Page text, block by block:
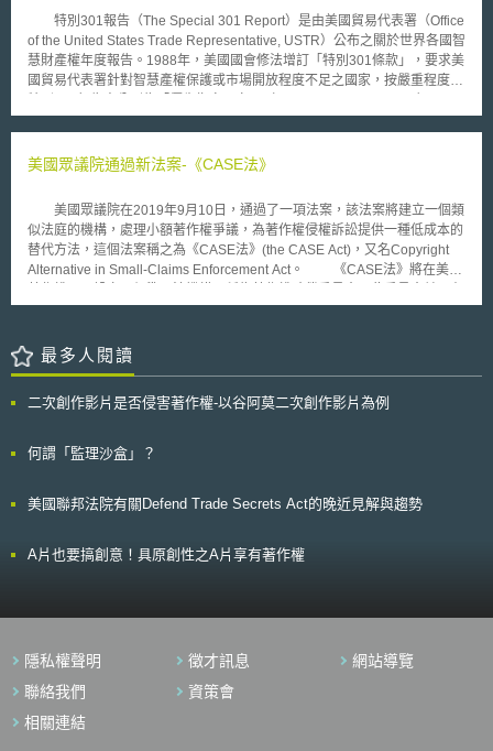
型共同研究；5.各大學之專精領域及其實例；6.資金、資產及智慧財產相關
連的持有使用狀況；7.大學發起的創投事業數及其支援體制；8.混合僱用制
度的狀況。
特別301報告（The Special 301 Report）是由美國貿易代表署（Office
of the United States Trade Representative, USTR）公布之關於世界各國智
慧財產權年度報告。1988年，美國國會修法增訂「特別301條款」，要求美
國貿易代表署針對智慧產權保護或市場開放程度不足之國家，按嚴重程度於
「優先觀察名單」（Priority Watch List）和「一般觀察名單」（Watch
各國是否有效保護智慧財產權進行審查，並提出特別301報告。報告羅列範
及仿冒商標之商品情形； 世界各國貿易壁壘（market access barriers），
例如貿易市場不透明、歧視性、或其他限制貿易的措施等，是否妨礙取得醫
療保健（healthcare）或其他受智財權保護的資訊。 2019特別 301 報
告（2019 Special 301 Report）於2019年4月公布。其中加拿大因簽署了
《美墨加協定》（United States-Mexico-Canada Agreement, USMCA），
察名單，直至2009年除名，至今均未上榜，亦表美國肯認我國的智財保護
發展。
美國眾議院通過新法案-《CASE法》
美國眾議院在2019年9月10日，通過了一項法案，該法案將建立一個類
似法庭的機構，處理小額著作權爭議，為著作權侵權訴訟提供一種低成本的
替代方法，這個法案稱之為《CASE法》(the CASE Act)，又名Copyright
Alternative in Small-Claims Enforcement Act。 《CASE法》將在美國
政府的司法部門下運作，每件侵權作品最高可獲得之賠償金額為三萬美元。
作者不會真正進行訴訟，因為他們的作品還沒有那麼值錢，此項法案通過將
有助於獨立創作者保護自己的權利。 有關《CASE法》之主要內容，其
行規範，例如委員會的審查委員應是具備七年以上執業經驗之律師或者在著
促進雙方調解成立、不得擔任與委員會職責相牴觸之任何職務。 對程序的
訟程序。 對調解程序相關行為進行規範，例如當事人之代表人可以是自
如，賠償委員會不能排除訴訟、不能反訴、不能下最終判斷，以及賠償委員
機可乘，隨意濫行訴訟以尋求更高額的和解金；加諸委員會並非司法部門，
由委員會進行裁決，有憲法上疑慮，這都是需要詳加斟酌考慮。
最多人閱讀
二次創作影片是否侵害著作權-以谷阿莫二次創作影片為例
何謂「監理沙盒」？
美國聯邦法院有關Defend Trade Secrets Act的晚近見解與趨勢
A片也要搞創意！具原創性之A片享有著作權
隱私權聲明 徵才訊息
網站導覽
聯絡我們
資策會
相關連結